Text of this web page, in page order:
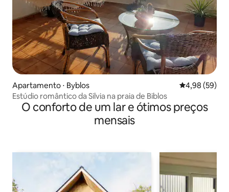
Apartamento ⋅ Byblos 4,98 de uma
4,98 (59)
Estúdio romântico da Silvia na praia de Biblos
O conforto de um lar e ótimos preços
mensais